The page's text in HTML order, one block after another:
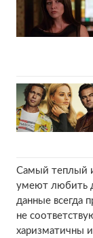
Самый теплый
умеют любить
данные всегда
не
харизматичны